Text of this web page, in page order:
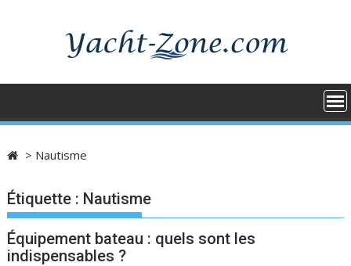
> Nautisme
Étiquette : Nautisme
Équipement bateau : quels sont les
indispensables ?